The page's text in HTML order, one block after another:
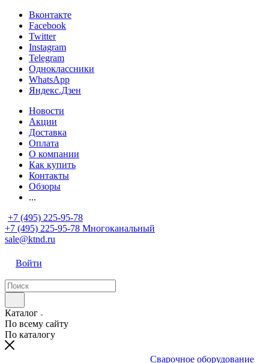
Вконтакте
Facebook
Twitter
Instagram
Telegram
Одноклассники
WhatsApp
Яндекс.Дзен
Новости
Акции
Доставка
Оплата
О компании
Как купить
Контакты
Обзоры
...
+7 (495) 225-95-78
+7 (495) 225-95-78 Многоканальный
sale@ktnd.ru
Войти
Каталог
По всему сайту
По каталогу
Сварочное оборудование